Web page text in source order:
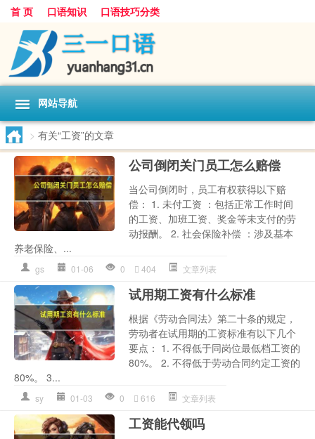
首 页 口语知识 口语技巧分类
网站导航
> 有关“工资”的文章
公司倒闭关门员工怎么赔偿
当公司倒闭时，员工有权获得以下赔
偿： 1. 未付工资 ：包括正常工作时间
的工资、加班工资、奖金等未支付的劳
动报酬。 2. 社会保险补偿 ：涉及基本
养老保险、...
gs 01-06 0 404 文章列表
试用期工资有什么标准
根据《劳动合同法》第二十条的规定，
劳动者在试用期的工资标准有以下几个
要点： 1. 不得低于同岗位最低档工资的
80%。 2. 不得低于劳动合同约定工资的
80%。 3...
sy 01-03 0 616 文章列表
工资能代领吗